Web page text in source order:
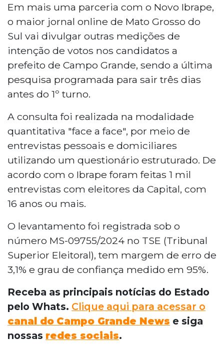
Em mais uma parceria com o Novo Ibrape,
o maior jornal online de Mato Grosso do
Sul vai divulgar outras medições de
intenção de votos nos candidatos a
prefeito de Campo Grande, sendo a última
pesquisa programada para sair três dias
antes do 1º turno.
A consulta foi realizada na modalidade
quantitativa "face a face", por meio de
entrevistas pessoais e domiciliares
utilizando um questionário estruturado. De
acordo com o Ibrape foram feitas 1 mil
entrevistas com eleitores da Capital, com
16 anos ou mais.
O levantamento foi registrada sob o
número MS-09755/2024 no TSE (Tribunal
Superior Eleitoral), tem margem de erro de
3,1% e grau de confiança medido em 95%.
Receba as principais notícias do Estado
pelo Whats. Clique aqui para acessar o
canal do Campo Grande News e siga
nossas redes sociais.